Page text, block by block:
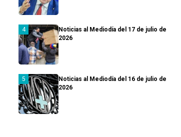
Noticias al Mediodía del 17 de julio de
2026
Noticias al Mediodía del 16 de julio de
2026